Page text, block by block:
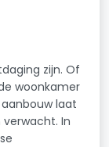
zijn. Of
woonkamer
laat
In